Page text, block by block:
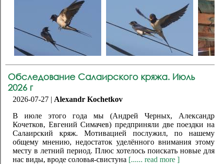
Обследование Салаирского кряжа. Июль
2026 г
2026-07-27 | Alexandr Kochetkov
В июле этого года мы (Андрей Черных, Александр
Кочетков, Евгений Симачев) предприняли две поездки на
Салаирский кряж. Мотивацией послужил, по нашему
общему мнению, недостаток уделённого внимания этому
месту в летний период. Плюс хотелось поискать новые для
нас виды, вроде соловья-свистуна [...... read more ]